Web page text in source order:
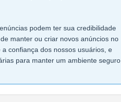
podem ter sua credibilidade
manter ou criar novos anúncios no
confiança dos nossos usuários, e
para manter um ambiente seguro